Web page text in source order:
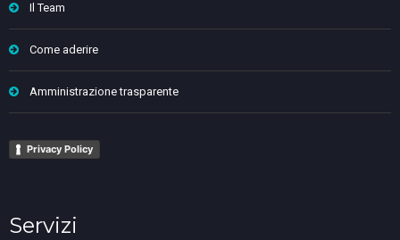
Il Team
Come aderire
Amministrazione trasparente
Privacy Policy
Servizi